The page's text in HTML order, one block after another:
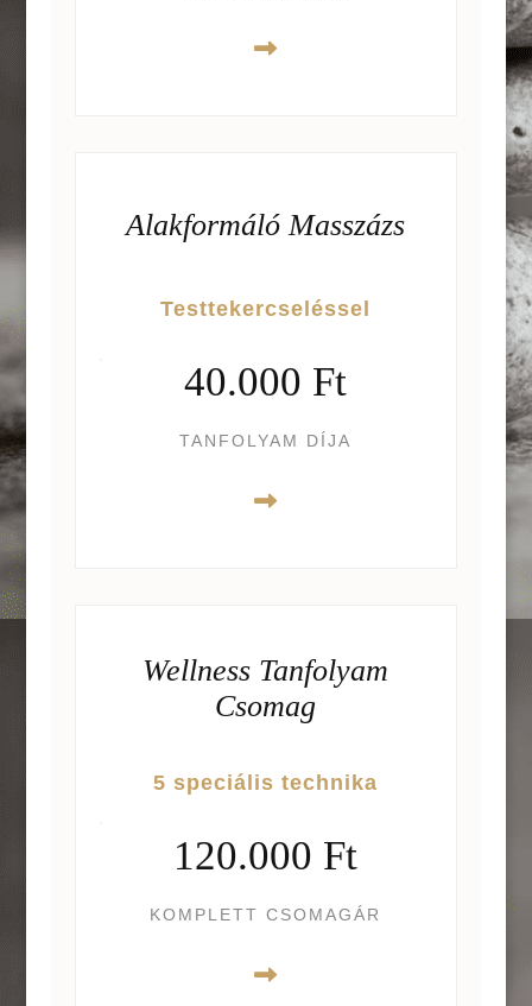
Alakformáló Masszázs
Testtekercseléssel
40.000 Ft
TANFOLYAM DÍJA
Wellness Tanfolyam
Csomag
5 speciális technika
120.000 Ft
KOMPLETT CSOMAGÁR